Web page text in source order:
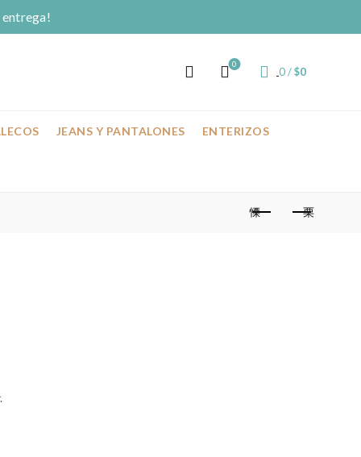
0
0/$0
JEANS Y PANTALONES ENTERIZOS